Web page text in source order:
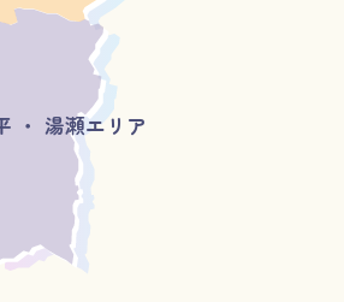
八幡平 ・ 湯瀬エリア